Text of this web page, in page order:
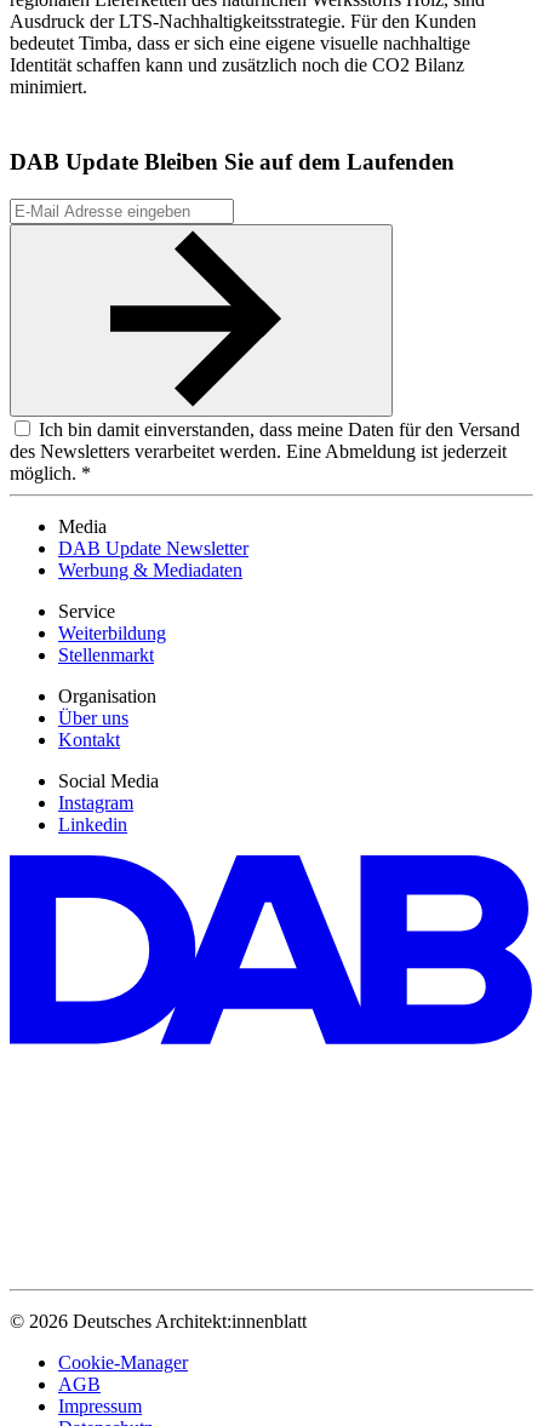
Ausdruck der LTS-Nachhaltigkeitsstrategie. Für den Kunden
bedeutet Timba, dass er sich eine eigene visuelle nachhaltige
Identität schaffen kann und zusätzlich noch die CO2 Bilanz
minimiert.
DAB Update Bleiben Sie auf dem Laufenden
Ich bin damit einverstanden, dass meine Daten für den Versand
des Newsletters verarbeitet werden. Eine Abmeldung ist jederzeit
möglich. *
Media
DAB Update Newsletter
Werbung & Mediadaten
Service
Weiterbildung
Stellenmarkt
Organisation
Über uns
Kontakt
Social Media
Instagram
Linkedin
© 2026 Deutsches Architekt:innenblatt
Cookie-Manager
AGB
Impressum